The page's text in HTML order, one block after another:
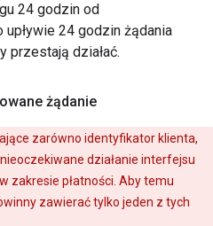
24 godzin od
24 godzin żądania
przestają działać.
żądanie
zarówno identyfikator klienta,
działanie interfejsu
zakresie płatności. Aby temu
zawierać tylko jeden z tych